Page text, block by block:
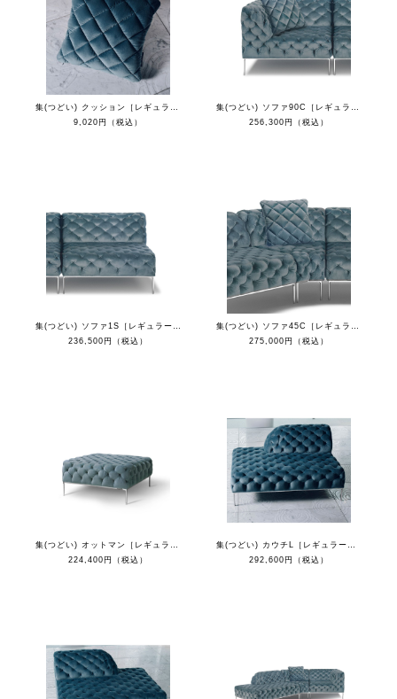
集(つどい) クッション［レギュラーカラー］
9,020円（税込）
集(つどい) ソファ90C［レギュラーカラー］
256,300円（税込）
集(つどい) ソファ1S［レギュラーカラー］
236,500円（税込）
集(つどい) ソファ45C［レギュラーカラー］
275,000円（税込）
集(つどい) オットマン［レギュラーカラー］
224,400円（税込）
集(つどい) カウチL［レギュラーカラー］
292,600円（税込）